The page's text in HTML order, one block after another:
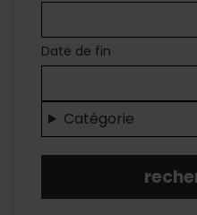
VALÈNCIA
Des
loisirs
pour
tous
Date de fin
Catégorie